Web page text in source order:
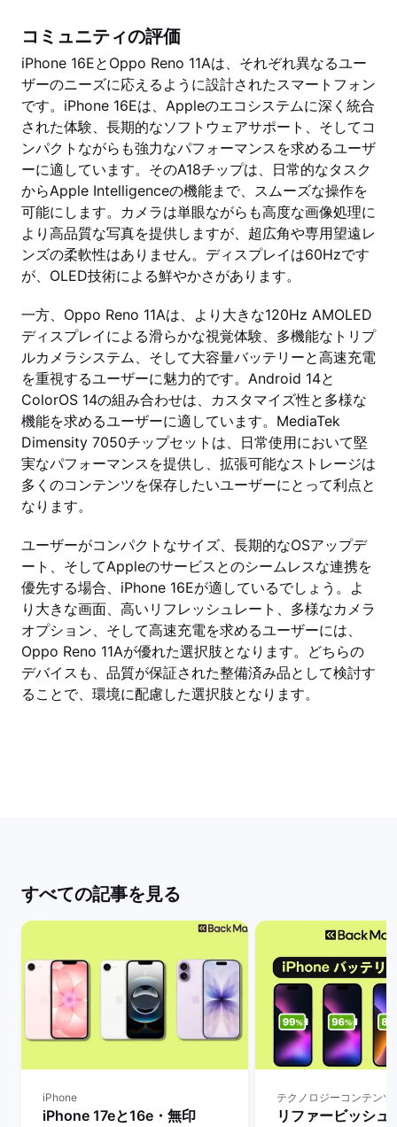
コミュニティの評価
iPhone 16EとOppo Reno 11Aは、それぞれ異なるユー
ザーのニーズに応えるように設計されたスマートフォン
です。iPhone 16Eは、Appleのエコシステムに深く統合
された体験、長期的なソフトウェアサポート、そしてコ
ンパクトながらも強力なパフォーマンスを求めるユーザ
ーに適しています。そのA18チップは、日常的なタスク
からApple Intelligenceの機能まで、スムーズな操作を
可能にします。カメラは単眼ながらも高度な画像処理に
より高品質な写真を提供しますが、超広角や専用望遠レ
ンズの柔軟性はありません。ディスプレイは60Hzです
が、OLED技術による鮮やかさがあります。
一方、Oppo Reno 11Aは、より大きな120Hz AMOLED
ディスプレイによる滑らかな視覚体験、多機能なトリプ
ルカメラシステム、そして大容量バッテリーと高速充電
を重視するユーザーに魅力的です。Android 14と
ColorOS 14の組み合わせは、カスタマイズ性と多様な
機能を求めるユーザーに適しています。MediaTek
Dimensity 7050チップセットは、日常使用において堅
実なパフォーマンスを提供し、拡張可能なストレージは
多くのコンテンツを保存したいユーザーにとって利点と
なります。
ユーザーがコンパクトなサイズ、長期的なOSアップデ
ート、そしてAppleのサービスとのシームレスな連携を
優先する場合、iPhone 16Eが適しているでしょう。よ
り大きな画面、高いリフレッシュレート、多様なカメラ
オプション、そして高速充電を求めるユーザーには、
Oppo Reno 11Aが優れた選択肢となります。どちらの
デバイスも、品質が保証された整備済み品として検討す
ることで、環境に配慮した選択肢となります。
すべての記事を見る
iPhone
iPhone 17eと16e・無印
テクノロジーコンテンツ
リファービッシュ